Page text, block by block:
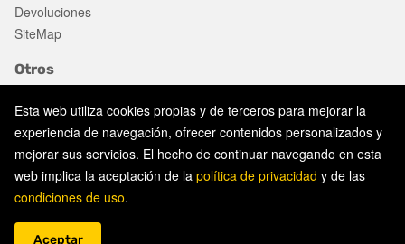
Devoluciones
SiteMap
Otros
Ofertas
Aviso legal
Política de privacidad
© 2026 gonplac. Todos los derechos reservados.
Esta web utiliza cookies propias y de terceros para mejorar la
experiencia de navegación, ofrecer contenidos personalizados y
mejorar sus servicios. El hecho de continuar navegando en esta
web implica la aceptación de la política de privacidad y de las
condiciones de uso.
Aceptar